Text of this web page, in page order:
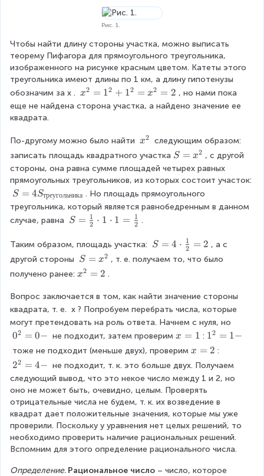
Рис. 1.
Чтобы найти длину стороны участка, можно выписать
теорему Пифагора для прямоугольного треугольника,
изображенного на рисунке красным цветом. Катеты этого
треугольника имеют длины по 1 км, а длину гипотенузы
обозначим за x . x
^
1
^
+
1
^
2
=
^
2
=
2
x2 = 12 + 12 = x2 = 2 , но нами пока
еще не найдена сторона участка, а найдено значение ее
квадрата.
По-другому можно было найти x
^
2
x2
следующим образом:
записать площадь квадратного участка S
=
x
^
S = x2 , с другой
стороны, она равна сумме площадей четырех равных
прямоугольных треугольников, из которых состоит участок:
S
=
4
_
т
р
у
г
о
л
ь
н
и
к
а
}
S = 4Sтреугольника . Но площадь прямоугольного
треугольника, который является равнобедренным в данном
случае, равна S
\
fr
c
1
}
{
2
}
\
d
o
t
1
\
c
d
o
S = 2
1 ⋅ 1 ⋅ 1 = 2
1 .
Таким образом, площадь участка: S
=
d
o
t
\
fr
a
}
2
S = 4 ⋅ 2
1 = 2 , а с
другой стороны S
=
^
2
S = x2 , т. е. получаем то, что было
получено ранее: x
2
=
2
x2 = 2 .
Вопрос заключается в том, как найти значение стороны
квадрата, т. е. x ? Попробуем перебрать числа, которые
могут претендовать на роль ответа. Начнем с нуля, но
0
^
2
=
0
-
02 = 0− не подходит, затем проверим x
=
x = 1 : 1
^
=
1
-
12 = 1−
тоже не подходит (меньше двух), проверим x
=
x = 2 :
2
^
2
=
4
-
22 = 4− не подходит, т. к. это больше двух. Получаем
следующий вывод, что это некое число между 1 и 2, но
оно не может быть, очевидно, целым. Проверять
отрицательные числа не будем, т. к. их возведение в
квадрат дает положительные значения, которые мы уже
проверили. Поскольку у уравнения нет целых решений, то
необходимо проверить наличие рациональных решений.
Вспомним для этого определение рационального числа.
Определение. Рациональное число – число, которое